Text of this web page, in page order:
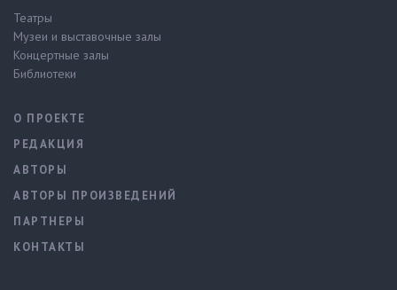
Театры
Музеи и выставочные залы
Концертные залы
Библиотеки
О ПРОЕКТЕ
РЕДАКЦИЯ
АВТОРЫ
АВТОРЫ ПРОИЗВЕДЕНИЙ
ПАРТНЕРЫ
КОНТАКТЫ